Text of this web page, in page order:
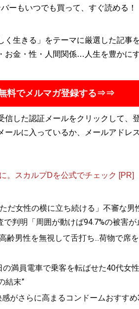
ーもいつでも買って、すぐ読める！
く生きる」をテーマに厳選した記事
お金・性・人間関係…人生を豊かに
料でメルマガ登録する⇒⇒
した認証メールをクリックして、
ルに入っているか、メールアドレ
。スカルプDを公式でチェック [PR]
だ女性の横に立ち続ける」不審な男
判明「周囲が動けば94.7%の被害
男性を無視して舌打ち...荷物で席
満員電車で乗客を転ばせた40代女
結末”
がさらに高まるコンドームおすすめ